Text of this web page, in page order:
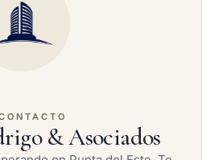
& Asociados